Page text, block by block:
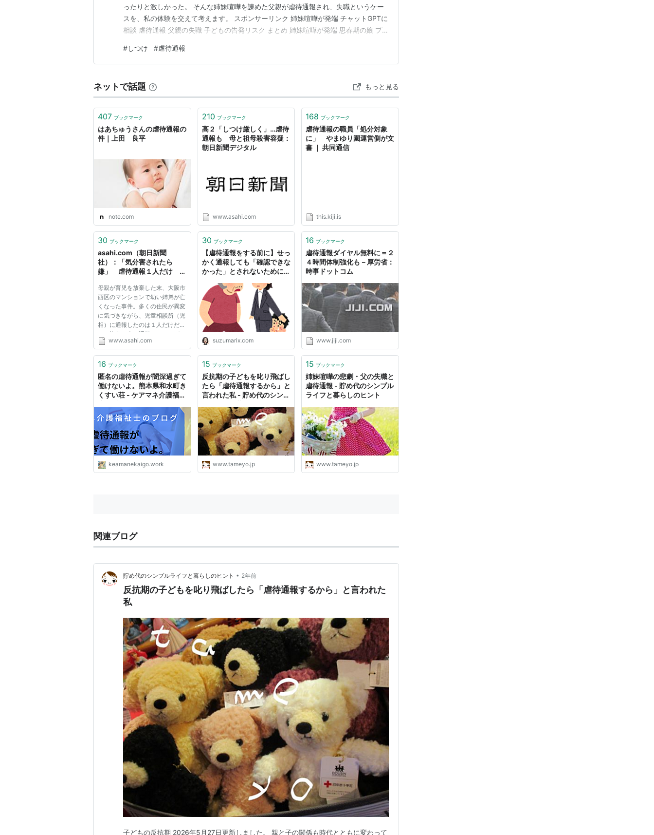
ったりと激しかった。 そんな姉妹喧嘩を諫めた父親が虐待通報され、失職というケー
スを、私の体験を交えて考えます。 スポンサーリンク 姉妹喧嘩が発端 チャットGPTに
相談 虐待通報 父親の失職 子どもの告発リスク まとめ 姉妹喧嘩が発端 思春期の娘 プロ
後7時11分、児童相談所から110番通報がありました。 阿部監督 「姉妹でけんかしてい
るところを『静かにし…
#しつけ #虐待通報
ネットで話題 もっと見る
407 ブックマーク
はあちゅうさんの虐待通報の
件｜上田 良平
note.com
210 ブックマーク
高２「しつけ厳しく」…虐待
通報も 母と祖母殺害容疑：
朝日新聞デジタル
www.asahi.com
168 ブックマーク
虐待通報の職員「処分対象
に」 やまゆり園運営側が文
書 ｜ 共同通信
this.kiji.is
30 ブックマーク
asahi.com（朝日新聞
社）：「気分害されたら
嫌」 虐待通報１人だけ 大
母親が育児を放棄した末、大阪市
西区のマンションで幼い姉弟が亡
くなった事件。多くの住民が異変
に気づきながら、児童相談所（児
相）に通報したのは１人だけだっ
た。複数の人が通報していれば、
児相の危機感も強まったかもしれ
か。子どもの泣き声が繰り返し聞
こえてきたら、どうすればいい...
www.asahi.com
30 ブックマーク
【虐待通報をする前に】せっ
かく通報しても「確認できな
かった」とされないために。
きにしたこと
suzumarix.com
16 ブックマーク
虐待通報ダイヤル無料に＝２
４時間体制強化も－厚労省：
時事ドットコム
www.jiji.com
16 ブックマーク
匿名の虐待通報が闇深過ぎて
働けないよ。熊本県和水町き
くすい荘 - ケアマネ介護福祉
keamanekaigo.work
15 ブックマーク
反抗期の子どもを叱り飛ばし
たら「虐待通報するから」と
言われた私 - 貯め代のシンプ
www.tameyo.jp
15 ブックマーク
姉妹喧嘩の悲劇・父の失職と
虐待通報 - 貯め代のシンプル
ライフと暮らしのヒント
www.tameyo.jp
関連ブログ
貯め代のシンプルライフと暮らしのヒント • 2年前
反抗期の子どもを叱り飛ばしたら「虐待通報するから」と言われた
私
子どもの反抗期 2026年5月27日更新しました。 親と子の関係も時代とともに変わって